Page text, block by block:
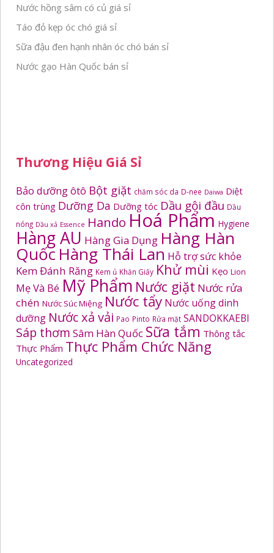
Nước hồng sâm có củ giá sỉ
Táo đỏ kẹp óc chó giá sỉ
Sữa đậu đen hạnh nhân óc chó bán sỉ
Nước gạo Hàn Quốc bán sỉ
Thương Hiệu Giá Sỉ
Bảo dưỡng ôtô Bột giặt chăm sóc da D-nee Daiwa Diệt
côn trùng Dưỡng Da Dưỡng tóc Dầu gội đầu Dầu
nóng Dầu xả Essence Hando Hoá Phẩm Hygiene
Hàng AU Hàng Gia Dụng Hàng Hàn
Quốc Hàng Thái Lan Hỗ trợ sức khỏe
Kem Đánh Răng Kem ủ Khăn Giấy Khử mùi Kẹo Lion
Mẹ Và Bé Mỹ Phẩm Nước giặt Nước rửa
chén Nước Súc Miệng Nước tẩy Nước uống dinh
dưỡng Nước xả vải Pao Pinto Rửa mặt SANDOKKAEBI
Sáp thơm Sâm Hàn Quốc Sữa tắm Thông tắc
Thực Phẩm Thực Phẩm Chức Năng
Uncategorized